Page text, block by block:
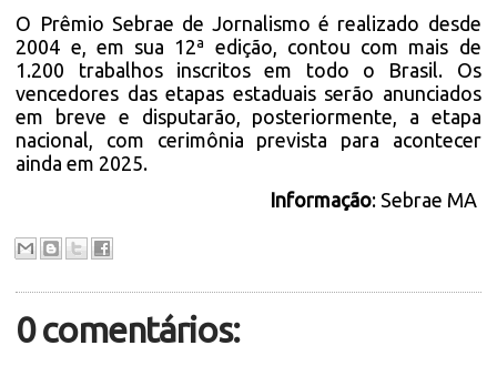
O Prêmio Sebrae de Jornalismo é realizado desde
2004 e, em sua 12ª edição, contou com mais de
1.200 trabalhos inscritos em todo o Brasil. Os
vencedores das etapas estaduais serão anunciados
em breve e disputarão, posteriormente, a etapa
nacional, com cerimônia prevista para acontecer
ainda em 2025.
Informação: Sebrae MA
0 comentários: